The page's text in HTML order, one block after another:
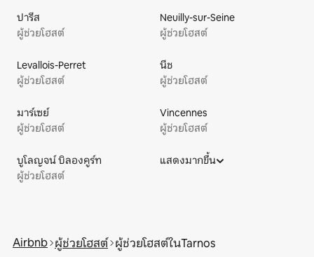
ปารีส
ผู้ช่วยโฮสต์
Neuilly-sur-Seine
ผู้ช่วยโฮสต์
Levallois-Perret
ผู้ช่วยโฮสต์
นีช
ผู้ช่วยโฮสต์
มาร์เซย์
ผู้ช่วยโฮสต์
Vincennes
ผู้ช่วยโฮสต์
บูโลญจน์ บิลองคูร์ท
ผู้ช่วยโฮสต์
แสดงมากขึ้น
Airbnb ผู้ช่วยโฮสต์ ผู้ช่วยโฮสต์ในTarnos